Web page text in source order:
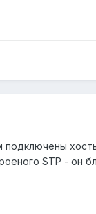
STP - он